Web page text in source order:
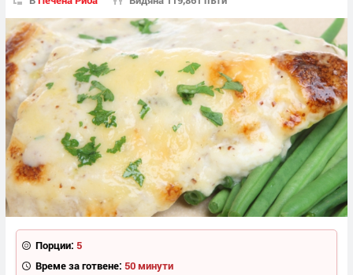
Порции: 5
Време за готвене: 50 минути